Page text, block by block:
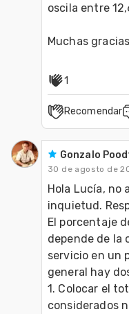
oscila entre
Muchas gracias
1
Recomendar
Gonzalo
30 de agosto de
Hola Lucía, no
inquietud.
El porcentaje
depende de la
servicio en un
general hay
1. Colocar el
considerados